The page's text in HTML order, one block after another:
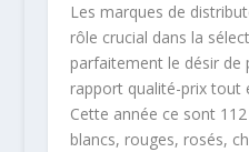
Les marques de
rôle crucial dans la
parfaitement le désir de
rapport qualité-prix tout
Cette année ce sont
blancs, rouges, rosés,